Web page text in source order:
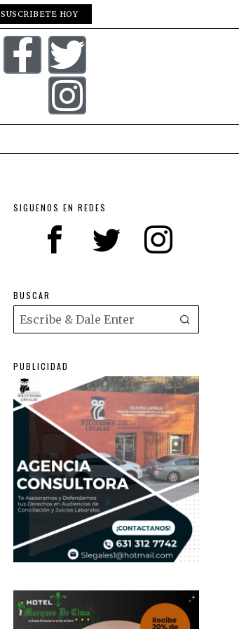
SUSCRIBETE HOY
SIGUENOS EN REDES
BUSCAR
PUBLICIDAD